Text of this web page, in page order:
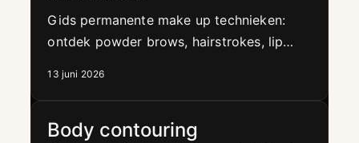
Gids permanente make up technieken:
ontdek powder brows, hairstrokes, lip
huidtypes en aandachtspunten.
13 juni 2026
Body contouring